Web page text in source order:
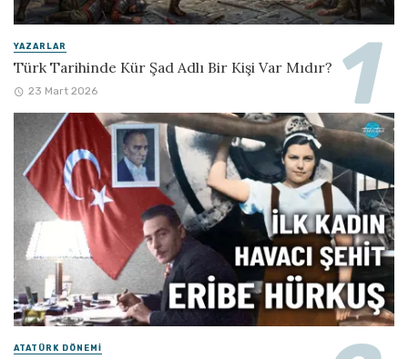
YAZARLAR
Türk Tarihinde Kür Şad Adlı Bir Kişi Var Mıdır?
23 Mart 2026
ATATÜRK DÖNEMI